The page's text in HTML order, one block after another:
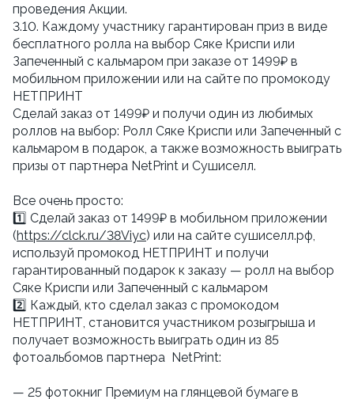
проведения Акции.
3.10. Каждому участнику гарантирован приз в виде
бесплатного ролла на выбор Сяке Криспи или
Запеченный с кальмаром при заказе от 1499₽ в
мобильном приложении или на сайте по промокоду
НЕТПРИНТ
Сделай заказ от 1499₽ и получи один из любимых
роллов на выбор: Ролл Сяке Криспи или Запеченный с
кальмаром в подарок, а также возможность выиграть
призы от партнера NetPrint и Сушиселл.
Все очень просто:
1️⃣ Сделай заказ от 1499₽ в мобильном приложении
(https://clck.ru/38Viyc) или на сайте сушиселл.рф,
используй промокод НЕТПРИНТ и получи
гарантированный подарок к заказу — ролл на выбор
Сяке Криспи или Запеченный с кальмаром
2️⃣ Каждый, кто сделал заказ с промокодом
НЕТПРИНТ, становится участником розыгрыша и
получает возможность выиграть один из 85
фотоальбомов партнера NetPrint:
— 25 фотокниг Премиум на глянцевой бумаге в